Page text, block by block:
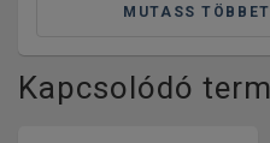
MUTASS TÖBBET
Kapcsolódó